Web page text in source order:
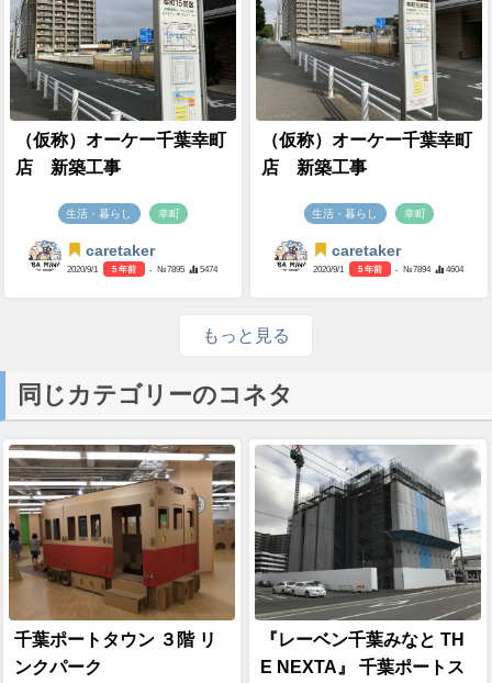
（仮称）オーケー千葉幸町
店 新築工事
生活・暮らし 幸町
caretaker
2020/9/1 5 年前 - №7895 5474
（仮称）オーケー千葉幸町
店 新築工事
生活・暮らし 幸町
caretaker
2020/9/1 5 年前 - №7894 4604
もっと見る
同じカテゴリーのコネタ
千葉ポートタウン ３階 リ
ンクパーク
『レーベン千葉みなと TH
E NEXTA』 千葉ポートス